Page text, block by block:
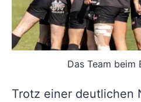
Das Team beim
Trotz einer deutlichen